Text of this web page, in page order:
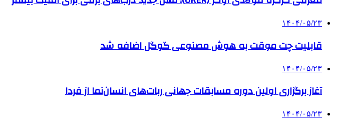
۱۴۰۴/۰۵/۲۳
قابلیت چت موقت به هوش مصنوعی گوگل اضافه شد
۱۴۰۴/۰۵/۲۳
آغاز برگزاری اولین دوره مسابقات جهانی ربات‌های انسان‌نما از فردا
۱۴۰۴/۰۵/۲۳